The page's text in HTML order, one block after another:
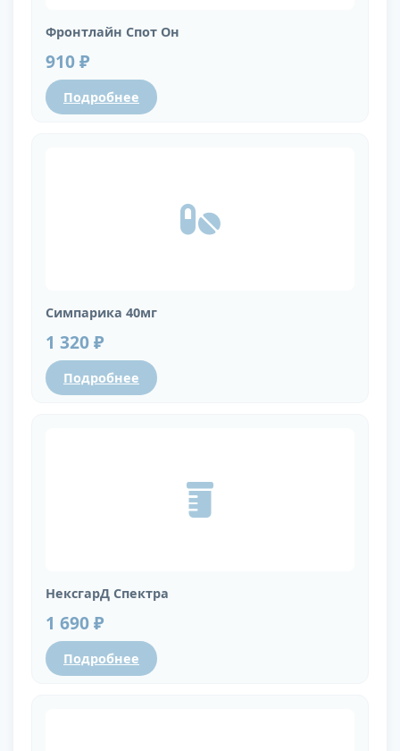
Фронтлайн Спот Он
910 ₽
Подробнее
Симпарика 40мг
1 320 ₽
Подробнее
НексгарД Спектра
1 690 ₽
Подробнее